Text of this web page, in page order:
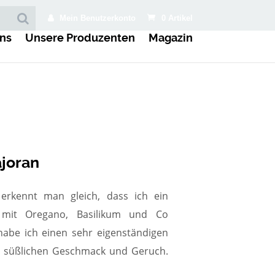
Unsere Produzenten Magazin
man gleich, dass ich ein
Oregano, Basilikum und Co
ich einen sehr eigenständigen
Geschmack und Geruch.